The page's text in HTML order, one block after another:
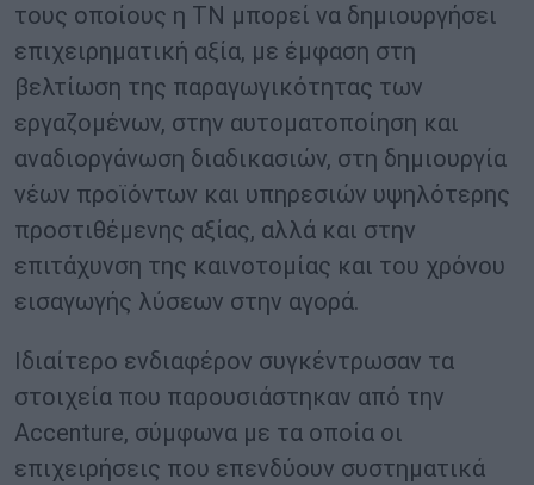
τους οποίους η ΤΝ μπορεί να δημιουργήσει
επιχειρηματική αξία, με έμφαση στη
βελτίωση της παραγωγικότητας των
εργαζομένων, στην αυτοματοποίηση και
αναδιοργάνωση διαδικασιών, στη δημιουργία
νέων προϊόντων και υπηρεσιών υψηλότερης
προστιθέμενης αξίας, αλλά και στην
επιτάχυνση της καινοτομίας και του χρόνου
εισαγωγής λύσεων στην αγορά.
Ιδιαίτερο ενδιαφέρον συγκέντρωσαν τα
στοιχεία που παρουσιάστηκαν από την
Accenture, σύμφωνα με τα οποία οι
επιχειρήσεις που επενδύουν συστηματικά